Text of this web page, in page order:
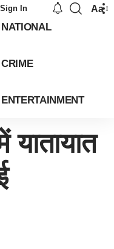
NATIONAL
CRIME
ENTERTAINMENT
Sign In Aa
यातायात